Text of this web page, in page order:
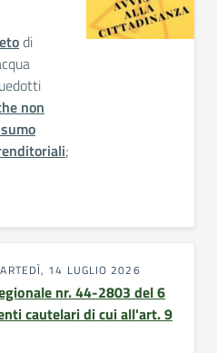
di
non
;
14 LUGLIO 2026
nr. 44-2803 del 6
cautelari di cui all'art. 9